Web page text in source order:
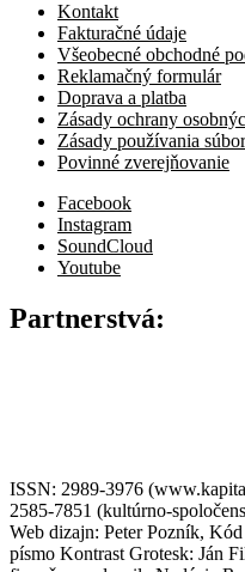
Kontakt
Fakturačné údaje
Všeobecné obchodné
Reklamačný formulár
Doprava a platba
Zásady ochrany
Zásady používania
Povinné zverejňovanie
Facebook
Instagram
SoundCloud
Youtube
Partnerstvá:
ISSN: 2989-3976
2585-7851 (kultúrno-
Web dizajn: Peter Pozník,
písmo Kontrast Grotesk: Ján